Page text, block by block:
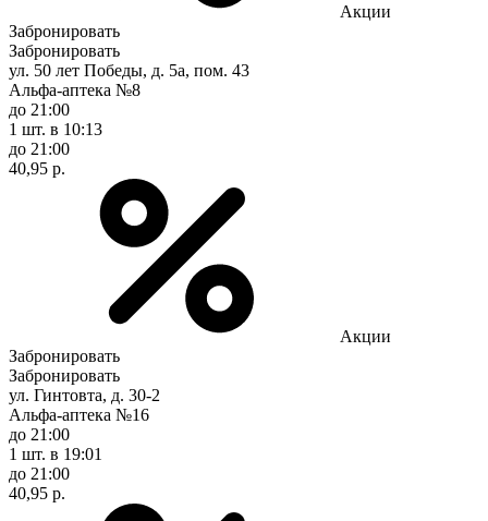
Акции
Забронировать
Забронировать
ул. 50 лет Победы, д. 5а, пом. 43
Альфа-аптека №8
до 21:00
1 шт. в 10:13
до 21:00
40,95 р.
Акции
Забронировать
Забронировать
ул. Гинтовта, д. 30-2
Альфа-аптека №16
до 21:00
1 шт. в 19:01
до 21:00
40,95 р.